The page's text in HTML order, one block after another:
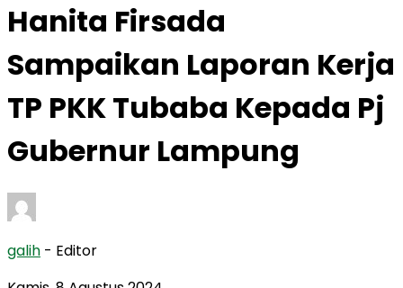
Hanita Firsada
Sampaikan Laporan Kerja
TP PKK Tubaba Kepada Pj
Gubernur Lampung
galih - Editor